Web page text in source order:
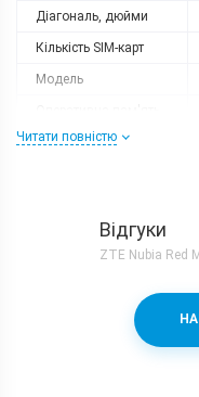
Діагональ, дюйми
Кількість SIM-карт
Модель
ГБ
Тип матриці
Процесор
Читати повністю
Відгуки
ZTE Nubia Red